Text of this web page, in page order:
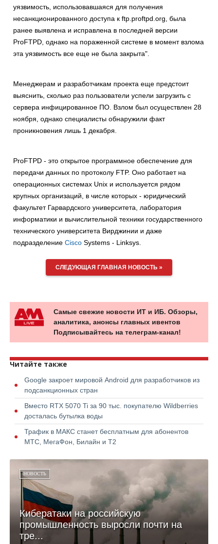
уязвимость, использовавшаяся для получения
несанкционированного доступа к ftp.proftpd.org, была
ранее выявлена и исправлена в последней версии
ProFTPD, однако на пораженной системе в момент взлома
эта уязвимость все еще не была закрыта".
Менеджерам и разработчикам проекта еще предстоит
выяснить, сколько раз пользователи успели загрузить с
сервера инфицированное ПО. Взлом был осуществлен 28
ноября, однако специалисты обнаружили факт
проникновения лишь 1 декабря.
ProFTPD - это открытое программное обеспечение для
передачи данных по протоколу FTP. Оно работает на
операционных системах Unix и используется рядом
крупных организаций, в числе которых - юридический
факультет Гарвардского университета, лаборатория
информатики и вычислительной техники государственного
технического университета Вирджинии и даже
подразделение Cisco Systems - Linksys.
СЛЕДУЮЩАЯ ГЛАВНАЯ НОВОСТЬ »
Самые свежие новости ИТ и ИБ. Обзоры,
аналитика, анонсы главных ивентов
Подписывайтесь на телеграм-канал!
Читайте также
Google закроет мировой Android для разработчиков из
подсанкционных стран
Вместо RTX 5070 Ti за 90 тыс. покупателю Wildberries
досталась бутылка воды
Трафик в МАКС станет бесплатным для абонентов
МТС, МегаФон, Билайн и Т2
НОВОСТЬ
Кибератаки на российскую
промышленность выросли почти на
тре...